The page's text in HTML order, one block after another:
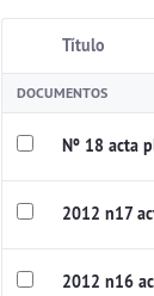
Título
DOCUMENTOS
Nº 18 acta
2012 n17
2012 n16